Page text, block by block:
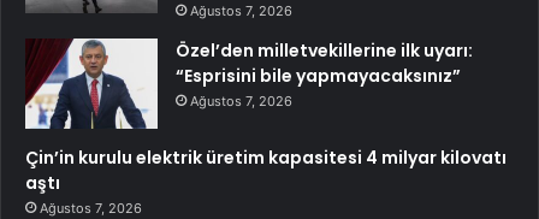
Ağustos 7, 2026
Özel’den milletvekillerine ilk uyarı:
“Esprisini bile yapmayacaksınız”
Ağustos 7, 2026
Çin’in kurulu elektrik üretim kapasitesi 4 milyar kilovatı
aştı
Ağustos 7, 2026